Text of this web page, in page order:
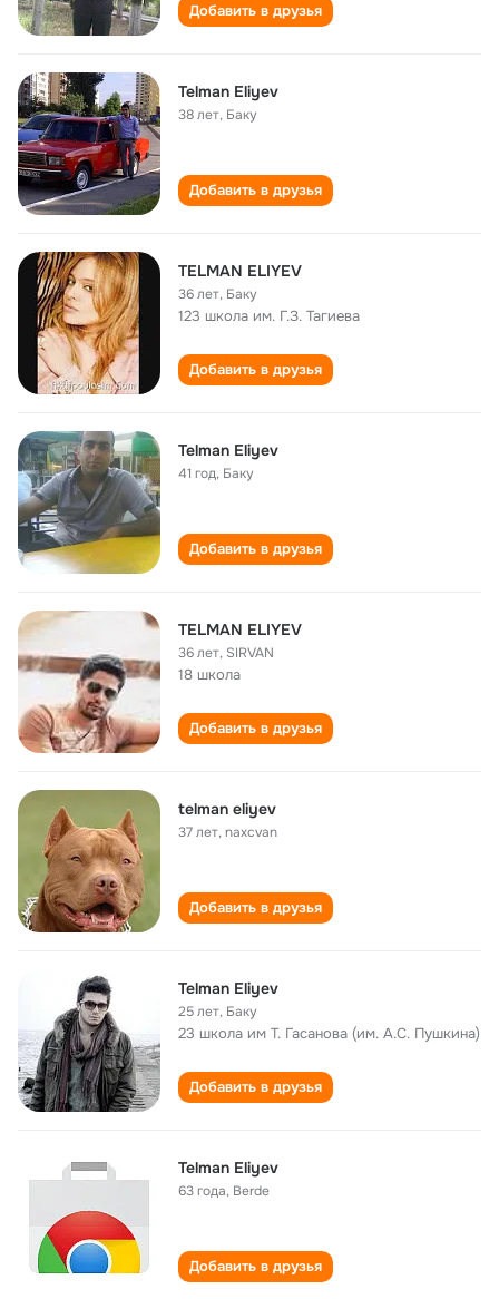
Добавить в друзья
Telman Eliyev
38 лет, Баку
Добавить в друзья
TELMAN ELIYEV
36 лет, Баку
123 школа им. Г.З. Тагиева
Добавить в друзья
Telman Eliyev
41 год, Баку
Добавить в друзья
TELMAN ELIYEV
36 лет, SIRVAN
18 школа
Добавить в друзья
telman eliyev
37 лет,naxcvan
Добавить в друзья
Telman Eliyev
25 лет, Баку
23 школа им Т. Гасанова (им. А.С. Пушкина)
Добавить в друзья
Telman Eliyev
63 года, Berde
Добавить в друзья